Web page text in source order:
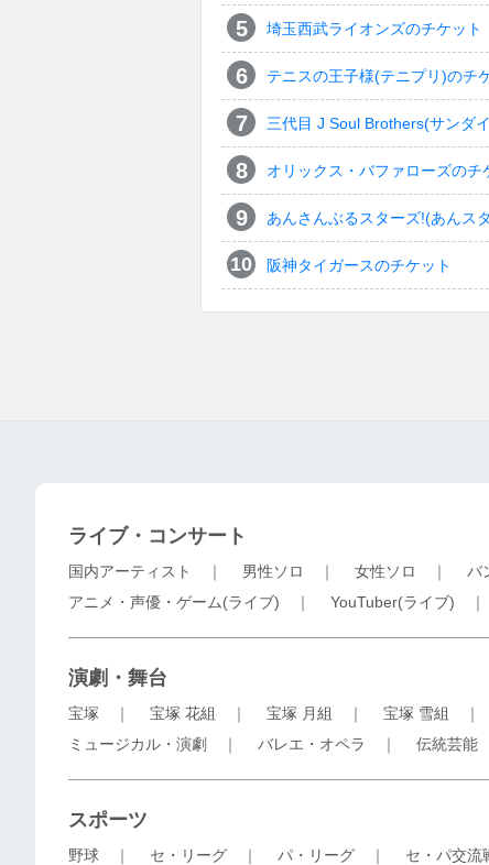
埼玉西武ライオンズのチケット
テニスの王子様(テニプリ)のチ
三代目 J Soul Brothers(サンダ
オリックス・バファローズのチ
あんさんぶるスターズ!(あんス
阪神タイガースのチケット
ライブ・コンサート
国内アーティスト ｜ 男性ソロ ｜ 女性ソロ ｜ バ
アニメ・声優・ゲーム(ライブ) ｜ YouTuber(ライブ)
演劇・舞台
宝塚 ｜ 宝塚 花組 ｜ 宝塚 月組 ｜ 宝塚 雪組
ミュージカル・演劇
｜ バレエ・オペラ ｜ 伝統芸能
スポーツ
野球 ｜ セ・リーグ ｜ パ・リーグ ｜ セ・パ交流